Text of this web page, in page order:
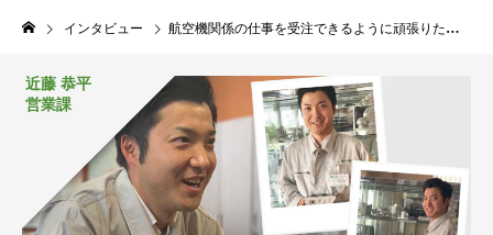
インタビュー 航空機関係の仕事を受注できるように頑張りたいです。
近藤 恭平
営業課